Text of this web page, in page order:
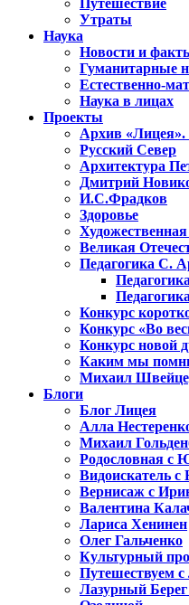
Путешествие
Утраты
Наука
Новости и
Гуманитарные
Естественно-
Наука в лицах
Проекты
Архив «Лицея».
Русский Север
Архитектура
Дмитрий
И.С.Фрадков
Здоровье
Великая
Педагогика С.
Конкурс
Конкурс «Во
Конкурс новой
Каким мы
Михаил
Блоги
Блог Лицея
Алла
Михаил
Родословная с
Видоискатель
Вернисаж с
Валентина
Лариса Хенинен
Олег Гальченко
Культурный
Путешествуем
Лазурный Берег